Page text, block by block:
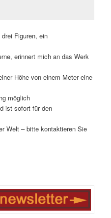
Figuren, ein
erinnert mich an das Werk
Höhe von einem Meter eine
möglich
ist sofort für den
Welt – bitte kontaktieren Sie